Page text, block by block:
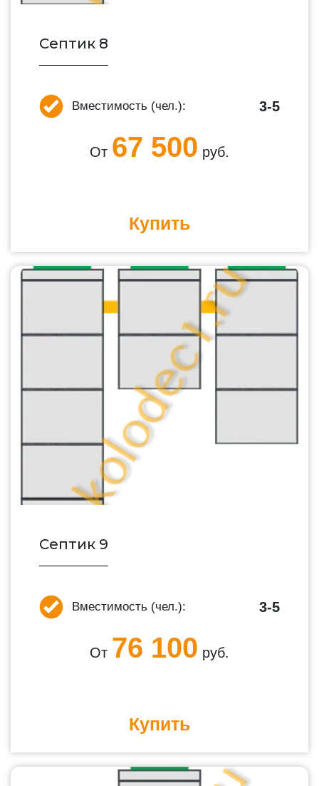
Септик 8
Вместимость (чел.): 3-5
От 67 500 руб.
Купить
Септик 9
Вместимость (чел.): 3-5
От 76 100 руб.
Купить